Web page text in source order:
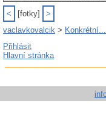
< [fotky]
>
vaclavkovalcik > Konkrétní...
Přihlásit
Hlavní stránka